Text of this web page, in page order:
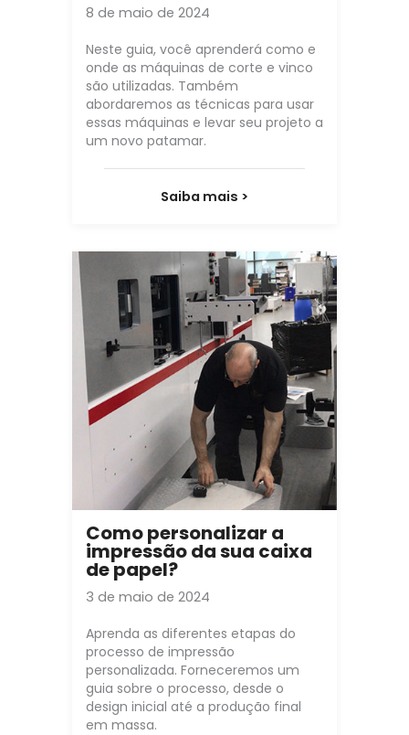
8 de maio de 2024
Neste guia, você aprenderá como e
onde as máquinas de corte e vinco
são utilizadas. Também
abordaremos as técnicas para usar
essas máquinas e levar seu projeto a
um novo patamar.
Saiba mais >
Como personalizar a
impressão da sua caixa
de papel?
3 de maio de 2024
Aprenda as diferentes etapas do
processo de impressão
personalizada. Forneceremos um
guia sobre o processo, desde o
design inicial até a produção final
em massa.